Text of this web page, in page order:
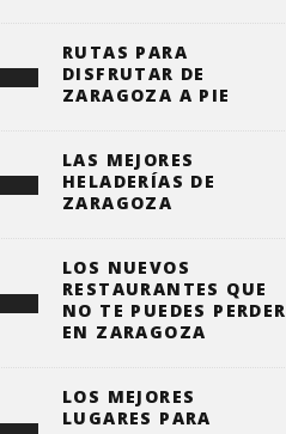
RUTAS PARA
DISFRUTAR DE
ZARAGOZA A PIE
LAS MEJORES
HELADERÍAS DE
ZARAGOZA
LOS NUEVOS
RESTAURANTES QUE
NO TE PUEDES PERDER
EN ZARAGOZA
LOS MEJORES
LUGARES PARA